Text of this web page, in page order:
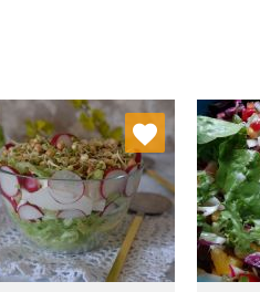
do ulubionych
Wybierz listę: